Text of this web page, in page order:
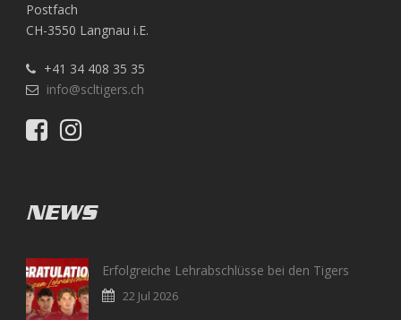
Postfach
CH-3550 Langnau i.E.
+41 34 408 35 35
info@scltigers.ch
NEWS
Erfolgreiche Lehrabschlüsse bei den Tigers
22 Jul 2026